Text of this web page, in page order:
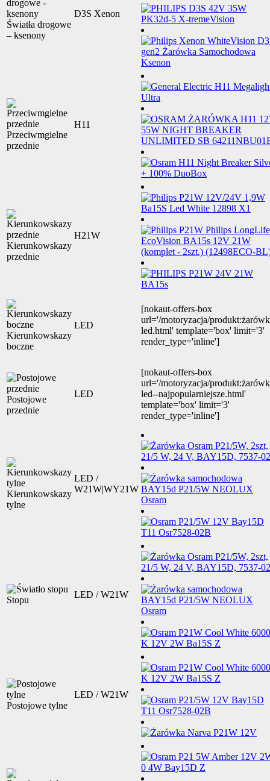
Światła drogowe
– ksenony
D3S Xenon
Przeciwmgielne
przednie
H11
Kierunkowskazy
przednie
H21W
Kierunkowskazy
boczne
LED
[nokaut-offers-box
url='/motoryzacja/
led.html' template='box' limit='3'
render_type='inline']
Postojowe
przednie
LED
[nokaut-offers-box
url='/motoryzacja/
led--najpopularniejsze.html'
template='box' limit='3'
render_type='inline']
Kierunkowskazy
tylne
LED /
W21W|WY21W
Stopu
LED / W21W
Postojowe tylne
LED / W21W